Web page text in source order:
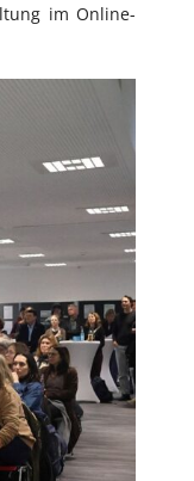
im Online-